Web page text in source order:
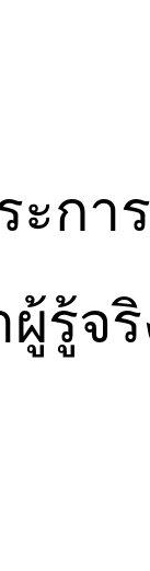
ะกา
รู้จ